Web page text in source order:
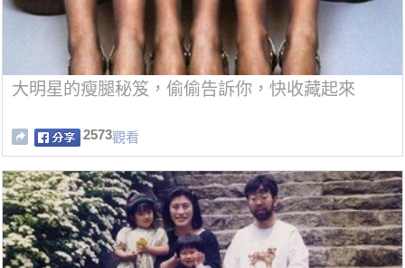
大明星的瘦腿秘笈，偷偷告訴你，快收藏起來
2573觀看